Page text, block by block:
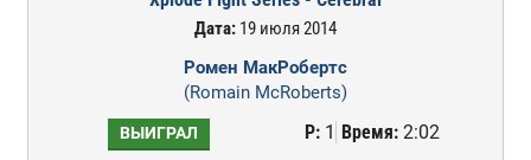
Дата:19 июля 2014
Ромен МакРобертс
(Romain McRoberts)
ВЫИГРАЛ Р:1 Время:2:02